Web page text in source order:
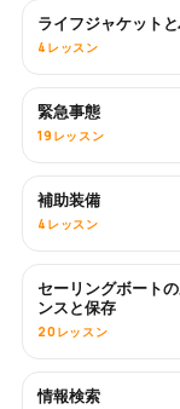
ライフジャケット
4レッスン
緊急事態
19レッスン
補助装備
4レッスン
セーリングボート
ンスと保存
20レッスン
情報検索